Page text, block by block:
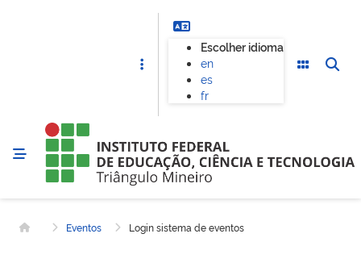
Escolher idioma
en
es
fr
Página inicial
Eventos Login sistema de eventos